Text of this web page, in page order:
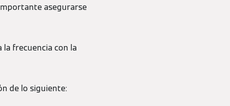
asegurarse
frecuencia con la
de lo siguiente: